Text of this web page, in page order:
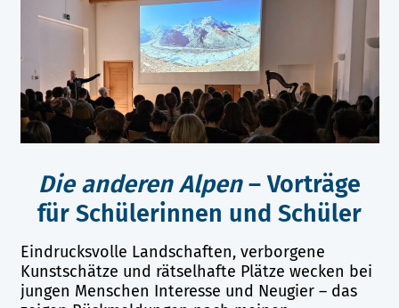
Die anderen Alpen– Vorträge
für Schülerinnen und Schüler
Eindrucksvolle Landschaften, verborgene
Kunstschätze und rätselhafte Plätze wecken bei
jungen Menschen Interesse und Neugier – das